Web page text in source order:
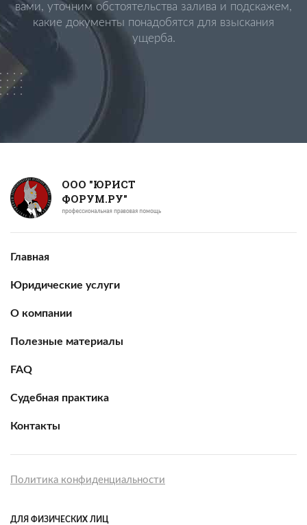
вами, уточним обстоятельства залива и подскажем,
какие документы понадобятся для взыскания
ущерба.
ООО "ЮРИСТ
ФОРУМ.РУ"
Главная
Юридические услуги
О компании
Полезные материалы
FAQ
Судебная практика
Контакты
Политика конфиденциальности
ДЛЯ ФИЗИЧЕСКИХ ЛИЦ